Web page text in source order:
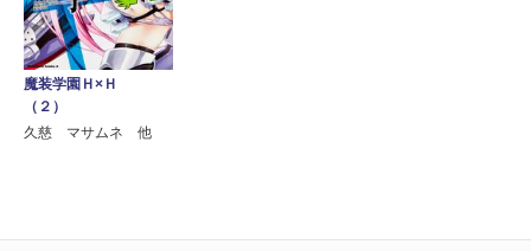
魔装学園Ｈ×Ｈ
（２）
久慈 マサムネ 他